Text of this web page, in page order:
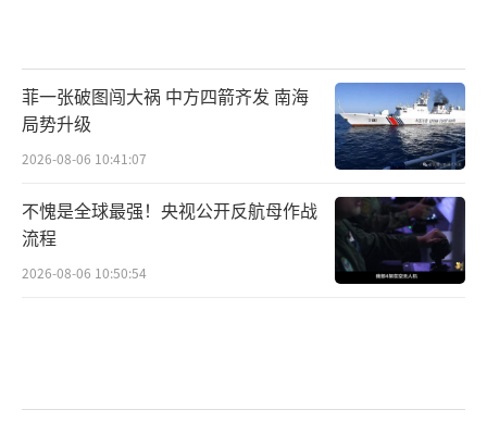
菲一张破图闯大祸 中方四箭齐发 南海
局势升级
2026-08-06 10:41:07
不愧是全球最强！央视公开反航母作战
流程
2026-08-06 10:50:54